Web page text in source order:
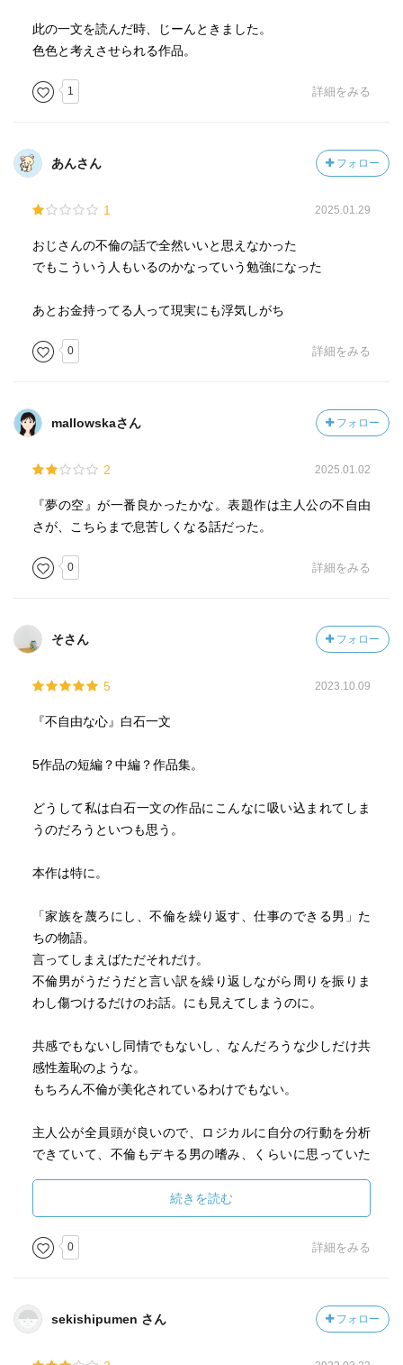
此の一文を読んだ時、じーんときました。
色色と考えさせられる作品。
1 詳細をみる
あんさん フォロー
1 2025.01.29
おじさんの不倫の話で全然いいと思えなかった
でもこういう人もいるのかなっていう勉強になった
あとお金持ってる人って現実にも浮気しがち
0 詳細をみる
mallowskaさん フォロー
2 2025.01.02
『夢の空』が一番良かったかな。表題作は主人公の不自由
さが、こちらまで息苦しくなる話だった。
0 詳細をみる
そさん フォロー
5 2023.10.09
『不自由な心』白石一文
5作品の短編？中編？作品集。
どうして私は白石一文の作品にこんなに吸い込まれてしま
うのだろうといつも思う。
本作は特に。
「家族を蔑ろにし、不倫を繰り返す、仕事のできる男」た
ちの物語。
言ってしまえばただそれだけ。
不倫男がうだうだと言い訳を繰り返しながら周りを振りま
わし傷つけるだけのお話。にも見えてしまうのに。
共感でもないし同情でもないし、なんだろうな少しだけ共
感性羞恥のような。
もちろん不倫が美化されているわけでもない。
主人公が全員頭が良いので、ロジカルに自分の行動を分析
できていて、不倫もデキる男の嗜み、くらいに思っていた
まい、ぐるぐる論理破綻していく。
それを認められない様が一周回って可愛く見えてくる。
理性的なはずだったのに、欲望に囚われてだんだん身動き
が取れなくなっていく。
人間はエゴの塊です。
続きを読む
0 詳細をみる
sekishipumen さん フォロー